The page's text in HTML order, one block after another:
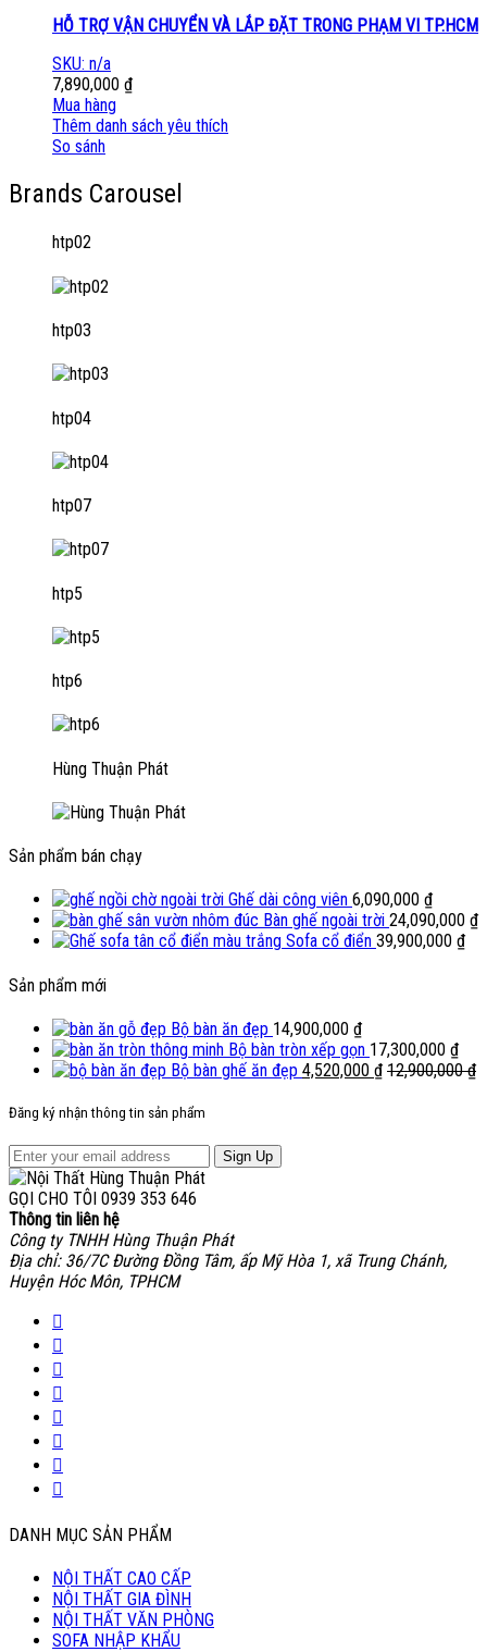
HỖ TRỢ VẬN CHUYỂN VÀ LẮP ĐẶT TRONG PHẠM VI TP.HCM
SKU: n/a
7,890,000 ₫
Mua hàng
Thêm danh sách yêu thích
So sánh
Brands Carousel
htp02
htp03
htp04
htp07
htp5
htp6
Hùng Thuận Phát
Sản phẩm bán chạy
Ghế dài công viên 6,090,000 ₫
Bàn ghế ngoài trời 24,090,000 ₫
Sofa cổ điển 39,900,000 ₫
Sản phẩm mới
Bộ bàn ăn đẹp 14,900,000 ₫
Bộ bàn tròn xếp gọn 17,300,000 ₫
Bộ bàn ghế ăn đẹp 4,520,000 ₫ 12,900,000₫
Đăng ký nhận thông tin sản phẩm
Sign Up
GỌI CHO TÔI 0939 353 646
Thông tin liên hệ
Công ty TNHH Hùng Thuận Phát
Địa chỉ: 36/7C Đường Đồng Tâm, ấp Mỹ Hòa 1, xã Trung Chánh,
Huyện Hóc Môn, TPHCM
DANH MỤC SẢN PHẨM
NỘI THẤT CAO CẤP
NỘI THẤT GIA ĐÌNH
NỘI THẤT VĂN PHÒNG
SOFA NHẬP KHẨU